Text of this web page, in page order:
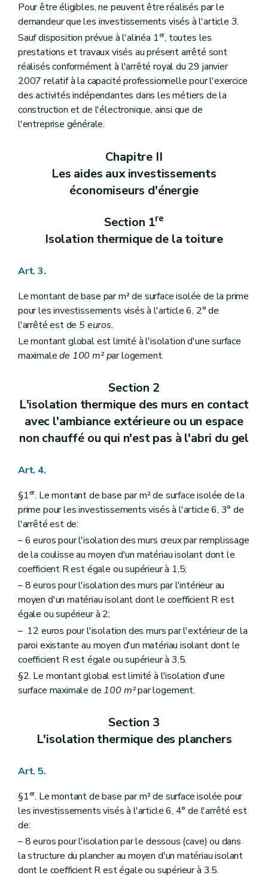
Pour être éligibles, ne peuvent être réalisés par le
demandeur que les investissements visés à l'article 3.
Sauf disposition prévue à l'alinéa 1er, toutes les
prestations et travaux visés au présent arrêté sont
réalisés conformément à l'arrêté royal du 29 janvier
2007 relatif à la capacité professionnelle pour l'exercice
des activités indépendantes dans les métiers de la
construction et de l'électronique, ainsi que de
l'entreprise générale.
Chapitre II
Les aides aux investissements
économiseurs d'énergie
Section 1re
Isolation thermique de la toiture
Art. 3.
Le montant de base par m² de surface isolée de la prime
pour les investissements visés à l'article 6, 2° de
l'arrêté est de 5 euros.
Le montant global est limité à l'isolation d'une surface
maximalede 100 m² par logement.
Section 2
L'isolation thermique des murs en contact
avec l'ambiance extérieure ou un espace
non chauffé ou qui n'est pas à l'abri du gel
Art. 4.
§1er. Le montant de base par m² de surface isolée de la
prime pour les investissements visés à l'article 6, 3° de
l'arrêté est de:
– 6 euros pour l'isolation des murs creux par remplissage
de la coulisse au moyen d'un matériau isolant dont le
coefficient R est égale ou supérieur à 1,5;
– 8 euros pour l'isolation des murs par l'intérieur au
moyen d'un matériau isolant dont le coefficient R est
égale ou supérieur à 2;
– 12 euros pour l'isolation des murs par l'extérieur de la
paroi existante au moyen d'un matériau isolant dont le
coefficient R est égale ou supérieur à 3,5.
§2. Le montant global est limité à l'isolation d'une
surface maximale de 100 m²par logement.
Section 3
L'isolation thermique des planchers
Art. 5.
§1er. Le montant de base par m² de surface isolée pour
les investissements visés à l'article 6, 4° de l'arrêté est
de:
– 8 euros pour l'isolation par le dessous (cave) ou dans
la structure du plancher au moyen d'un matériau isolant
dont le coefficient R est égale ou supérieur à 3.5.